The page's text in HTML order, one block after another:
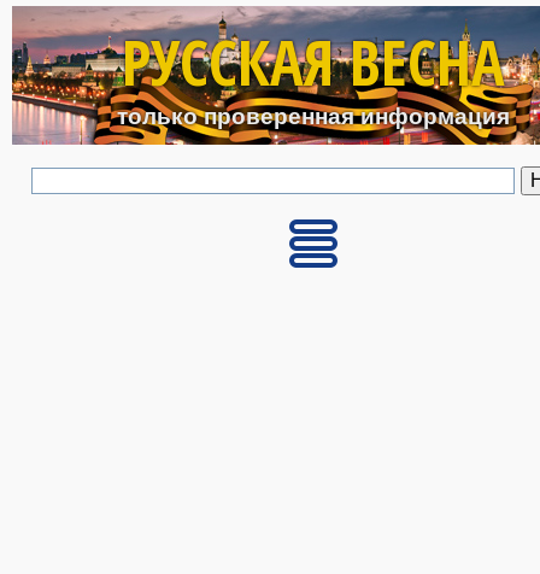
Перейти к основному
РУССКАЯ ВЕСНА
только проверенная информация